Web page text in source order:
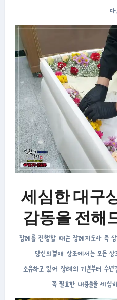
다.
세심한 대구
감동을 전해
장례를 진행할 때는 장례지도사 즉
당신의곁애 상조에서는 모든
소유하고 있어 장례의 기본부터 수
꼭 필요한 내용들을 세심